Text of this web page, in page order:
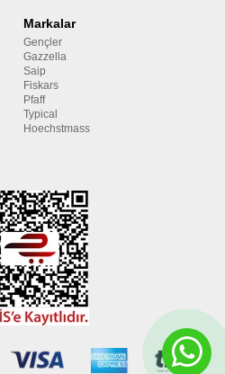
Markalar
Gençler
Gazzella
Saip
Fiskars
Pfaff
Typical
Hoechstmass